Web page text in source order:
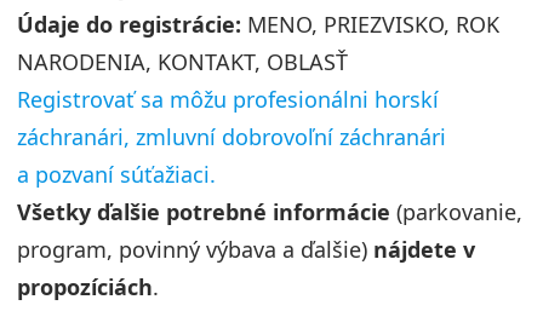
Údaje do registrácie: MENO, PRIEZVISKO, ROK
NARODENIA, KONTAKT, OBLASŤ
Registrovať sa môžu profesionálni horskí
záchranári, zmluvní dobrovoľní záchranári
a pozvaní súťažiaci.
Všetky ďalšie potrebné informácie (parkovanie,
program, povinný výbava a ďalšie) nájdete v
propozíciách.